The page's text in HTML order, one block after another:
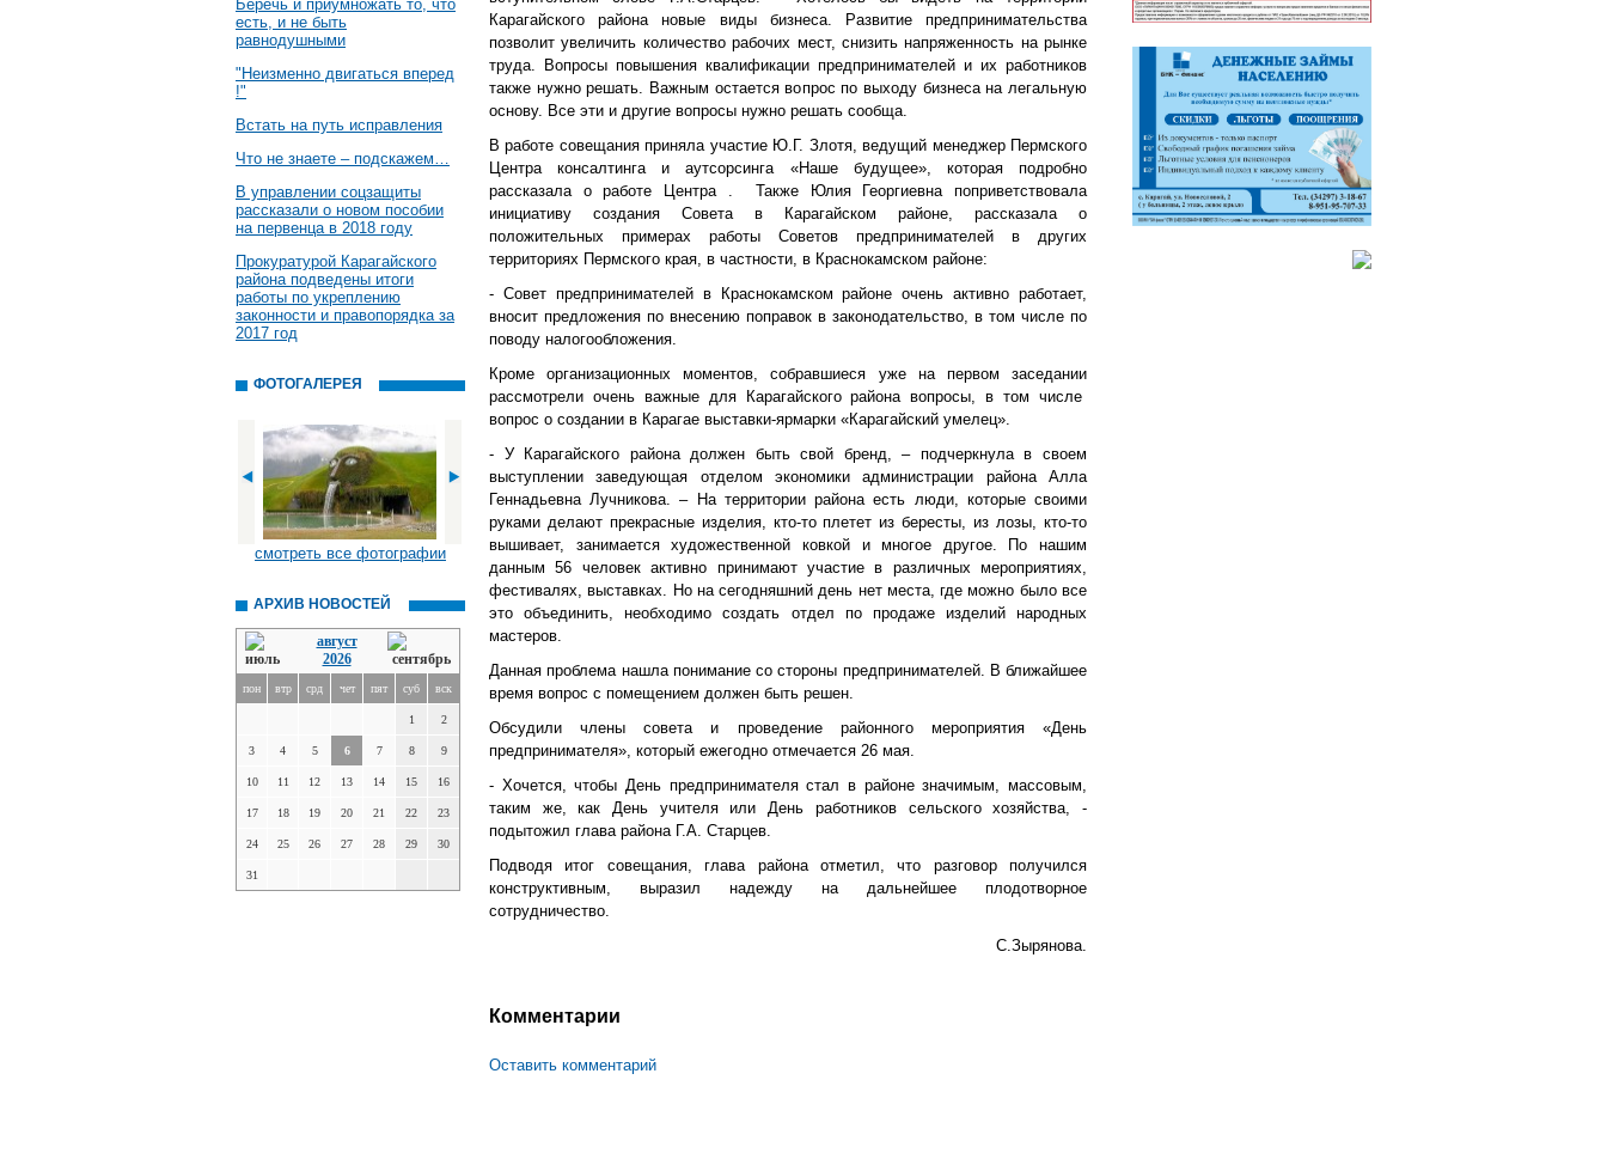
Беречь и приумножать то, что
есть, и не быть
равнодушными
"Неизменно двигаться вперед
!"
Встать на путь исправления
Что не знаете – подскажем…
В управлении соцзащиты
рассказали о новом пособии
на первенца в 2018 году
Прокуратурой Карагайского
района подведены итоги
работы по укреплению
законности и правопорядка за
2017 год
ФОТОГАЛЕРЕЯ
смотреть все фотографии
АРХИВ НОВОСТЕЙ
август
2026
пон втр срд чет пят суб вск
1 2
3 4 5 6 7 8 9
10 11 12 13 14 15 16
17 18 19 20 21 22 23
24 25 26 27 28 29 30
31
Карагайского района новые виды бизнеса. Развитие предпринимательства
позволит увеличить количество рабочих мест, снизить напряженность на рынке
труда. Вопросы повышения квалификации предпринимателей и их работников
также нужно решать. Важным остается вопрос по выходу бизнеса на легальную
основу. Все эти и другие вопросы нужно решать сообща.
В работе совещания приняла участие Ю.Г. Злотя, ведущий менеджер Пермского
Центра консалтинга и аутсорсинга «Наше будущее», которая подробно
рассказала о работе Центра . Также Юлия Георгиевна поприветствовала
инициативу создания Совета в Карагайском районе, рассказала о
положительных примерах работы Советов предпринимателей в других
территориях Пермского края, в частности, в Краснокамском районе:
- Совет предпринимателей в Краснокамском районе очень активно работает,
вносит предложения по внесению поправок в законодательство, в том числе по
поводу налогообложения.
Кроме организационных моментов, собравшиеся уже на первом заседании
рассмотрели очень важные для Карагайского района вопросы, в том числе
вопрос о создании в Карагае выставки-ярмарки «Карагайский умелец».
- У Карагайского района должен быть свой бренд, – подчеркнула в своем
выступлении заведующая отделом экономики администрации района Алла
Геннадьевна Лучникова. – На территории района есть люди, которые своими
руками делают прекрасные изделия, кто-то плетет из бересты, из лозы, кто-то
вышивает, занимается художественной ковкой и многое другое. По нашим
данным 56 человек активно принимают участие в различных мероприятиях,
фестивалях, выставках. Но на сегодняшний день нет места, где можно было все
это объединить, необходимо создать отдел по продаже изделий народных
мастеров.
Данная проблема нашла понимание со стороны предпринимателей. В ближайшее
время вопрос с помещением должен быть решен.
Обсудили члены совета и проведение районного мероприятия «День
предпринимателя», который ежегодно отмечается 26 мая.
- Хочется, чтобы День предпринимателя стал в районе значимым, массовым,
таким же, как День учителя или День работников сельского хозяйства, -
подытожил глава района Г.А. Старцев.
Подводя итог совещания, глава района отметил, что разговор получился
конструктивным, выразил надежду на дальнейшее плодотворное
сотрудничество.
С.Зырянова.
Комментарии
Оставить комментарий